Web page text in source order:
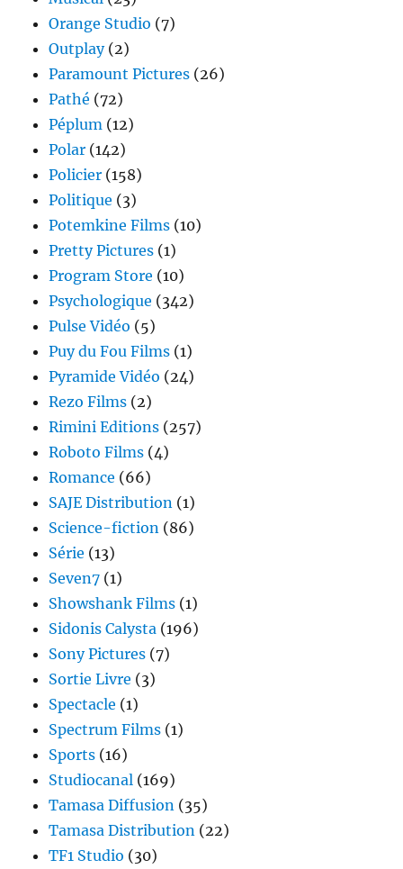
Orange Studio (7)
Outplay(2)
Paramount Pictures (26)
Pathé (72)
Péplum (12)
Polar (142)
Policier (158)
Politique (3)
Potemkine Films (10)
Pretty Pictures (1)
Program Store (10)
Psychologique (342)
Pulse Vidéo (5)
Puy du Fou Films (1)
Pyramide Vidéo (24)
Rezo Films (2)
Rimini Editions (257)
Roboto Films (4)
Romance (66)
SAJE Distribution (1)
Science-fiction (86)
Série (13)
Seven7 (1)
Showshank Films (1)
Sidonis Calysta (196)
Sony Pictures (7)
Sortie Livre (3)
Spectacle (1)
Spectrum Films (1)
Sports (16)
Studiocanal (169)
Tamasa Diffusion (35)
Tamasa Distribution (22)
TF1 Studio (30)